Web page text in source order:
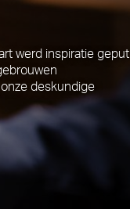
werd inspiratie geput
deskundige